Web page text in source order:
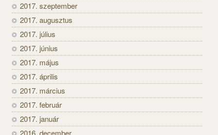
2017. szeptember
2017. augusztus
2017. július
2017. június
2017. május
2017. április
2017. március
2017. február
2017. január